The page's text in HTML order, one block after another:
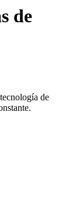
de
de